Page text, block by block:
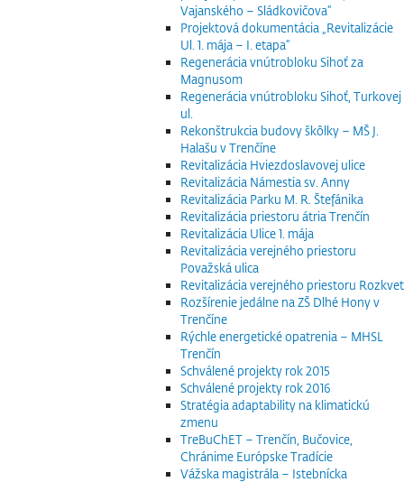
Vajanského – Sládkovičova“
Projektová dokumentácia „Revitalizácie
Ul. 1. mája – I. etapa“
Regenerácia vnútrobloku Sihoť za
Magnusom
Regenerácia vnútrobloku Sihoť, Turkovej
ul.
Rekonštrukcia budovy škôlky – MŠ J.
Halašu v Trenčíne
Revitalizácia Hviezdoslavovej ulice
Revitalizácia Námestia sv. Anny
Revitalizácia Parku M. R. Štefánika
Revitalizácia priestoru átria Trenčín
Revitalizácia Ulice 1. mája
Revitalizácia verejného priestoru
Považská ulica
Revitalizácia verejného priestoru Rozkvet
Rozšírenie jedálne na ZŠ Dlhé Hony v
Trenčíne
Rýchle energetické opatrenia – MHSL
Trenčín
Schválené projekty rok 2015
Schválené projekty rok 2016
Stratégia adaptability na klimatickú
zmenu
TreBuChET – Trenčín, Bučovice,
Chránime Európske Tradície
Vážska magistrála – Istebnícka